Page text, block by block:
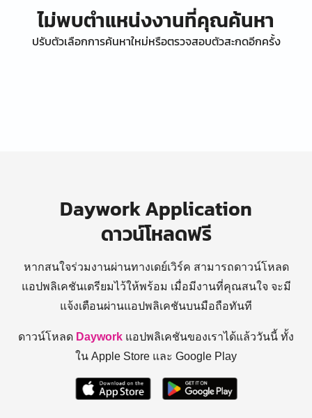
ไม่พบตำแหน่งงานที่คุณค้นหา
ปรับตัวเลือกการค้นหาใหม่หรือตรวจสอบตัวสะกดอีกครั้ง
Daywork Application
ดาวน์โหลดฟรี
หากสนใจร่วมงานผ่านทางเดย์เวิร์ค สามารถดาวน์โหลด
แอปพลิเคชันเตรียมไว้ให้พร้อม เมื่อมีงานที่คุณสนใจ จะมี
แจ้งเตือนผ่านแอปพลิเคชันบนมือถือทันที
ดาวน์โหลด Daywork แอปพลิเคชันของเราได้แล้ววันนี้ ทั้ง
ใน Apple Store และ Google Play